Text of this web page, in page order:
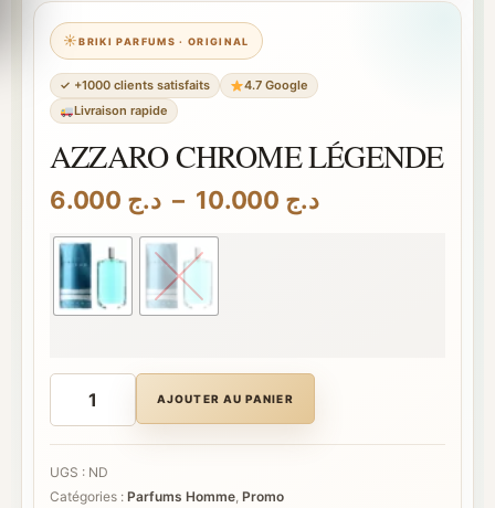
BRIKI PARFUMS · ORIGINAL
✓ +1000 clients satisfaits
4.7 Google
Livraison rapide
AZZARO CHROME LÉGENDE
د.ج – د.جPlage
quantité
LÉGENDE
AJOUTER AU PANIER
UGS : ND
Catégories : Parfums Homme, Promo